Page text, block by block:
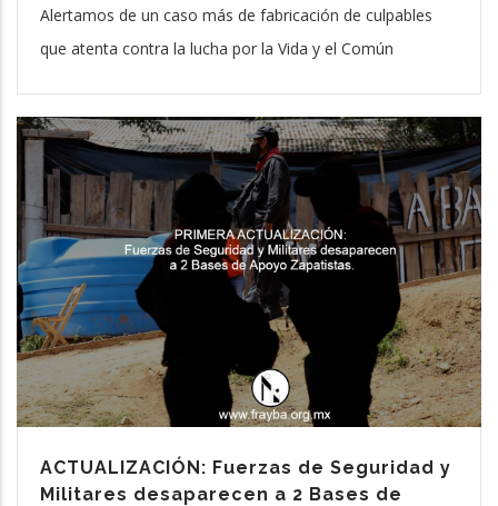
Alertamos de un caso más de fabricación de culpables
que atenta contra la lucha por la Vida y el Común
ACTUALIZACIÓN: Fuerzas de Seguridad y
Militares desaparecen a 2 Bases de